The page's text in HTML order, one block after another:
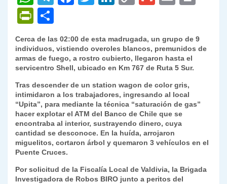
h
at
s
A
p
p
gr
a
m
e
b
o
o
k
er e
dI
y
Li
k
l
l
P
ri
nt
Fr
ie
n
dl
y
o
m
p
ar
tir
Cerca de las 02:00 de esta madrugada, un grupo de 9
individuos, vistiendo overoles blancos, premunidos de
armas de fuego, a rostro cubierto, llegaron hasta el
servicentro Shell, ubicado en Km 767 de Ruta 5 Sur.
Tras descender de un station wagon de color gris,
intimidaron a los trabajadores, ingresando al local
“Upita”, para mediante la técnica “saturación de gas”
hacer explotar el ATM del Banco de Chile que se
encontraba al interior, sustrayendo dinero, cuya
cantidad se desconoce. En la huída, arrojaron
miguelitos, cortaron árbol y quemaron 3 vehículos en el
Puente Cruces.
Por solicitud de la Fiscalía Local de Valdivia, la Brigada
Investigadora de Robos BIRO junto a peritos del